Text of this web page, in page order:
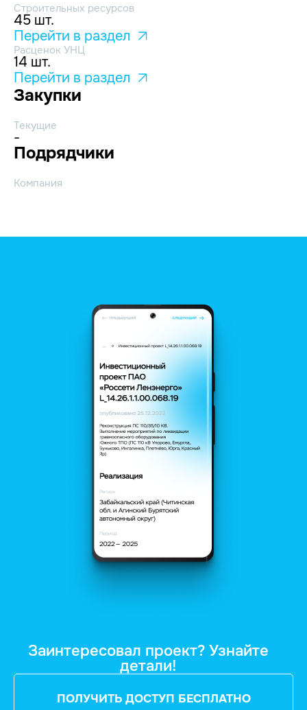
Строительных ресурсов
45 шт.
Перейти в раздел
Расценок УНЦ
14 шт.
Перейти в раздел
Закупки
Текущие
-
Подрядчики
Компания
Заинтересовал проект? Узнайте
детали!
ПОЛУЧИТЬ ДОСТУП БЕСПЛАТНО